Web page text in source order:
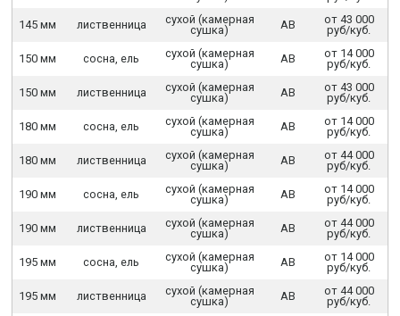
145 мм лиственница
сухой (камерная
сушка)
АВ
от 43 000
руб/куб.
150 мм сосна, ель
сухой (камерная
сушка)
АВ
от 14 000
руб/куб.
150 мм лиственница
сухой (камерная
сушка)
АВ
от 43 000
руб/куб.
180 мм сосна, ель
сухой (камерная
сушка)
АВ
от 14 000
руб/куб.
180 мм лиственница
сухой (камерная
сушка)
АВ
от 44 000
руб/куб.
190 мм сосна, ель
сухой (камерная
сушка)
АВ
от 14 000
руб/куб.
190 мм лиственница
сухой (камерная
сушка)
АВ
от 44 000
руб/куб.
195 мм сосна, ель
сухой (камерная
сушка)
АВ
от 14 000
руб/куб.
195 мм лиственница
сухой (камерная
сушка)
АВ
от 44 000
руб/куб.